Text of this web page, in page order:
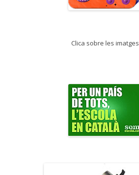
Clica sobre les imatges